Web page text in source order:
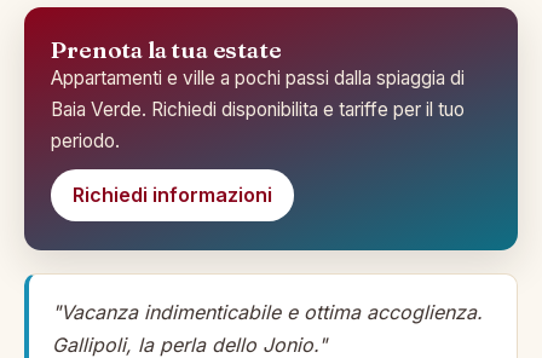
Prenota la tua estate
Appartamenti e ville a pochi passi dalla spiaggia di
Baia Verde. Richiedi disponibilita e tariffe per il tuo
periodo.
Richiedi informazioni
"Vacanza indimenticabile e ottima accoglienza.
Gallipoli, la perla dello Jonio."